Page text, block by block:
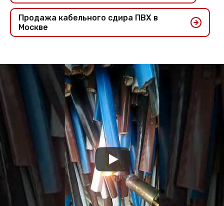
Продажа кабельного сдира ПВХ в
Москве